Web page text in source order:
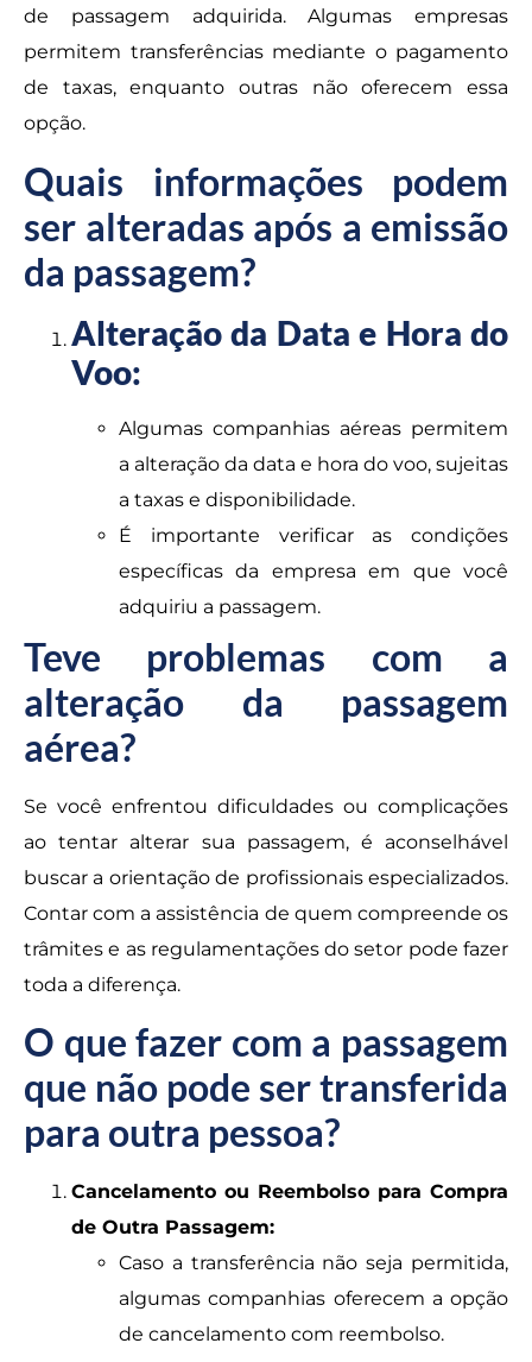
de passagem adquirida. Algumas empresas
permitem transferências mediante o pagamento
de taxas, enquanto outras não oferecem essa
opção.
Quais informações podem
ser alteradas após a emissão
da passagem?
Alteração da Data e Hora do
Voo:
Algumas companhias aéreas permitem
a alteração da data e hora do voo, sujeitas
a taxas e disponibilidade.
É importante verificar as condições
específicas da empresa em que você
adquiriu a passagem.
Teve problemas com a
alteração da passagem
aérea?
Se você enfrentou dificuldades ou complicações
ao tentar alterar sua passagem, é aconselhável
buscar a orientação de profissionais especializados.
Contar com a assistência de quem compreende os
trâmites e as regulamentações do setor pode fazer
toda a diferença.
O que fazer com a passagem
que não pode ser transferida
para outra pessoa?
Cancelamento ou Reembolso para Compra
de Outra Passagem:
Caso a transferência não seja permitida,
algumas companhias oferecem a opção
de cancelamento com reembolso.